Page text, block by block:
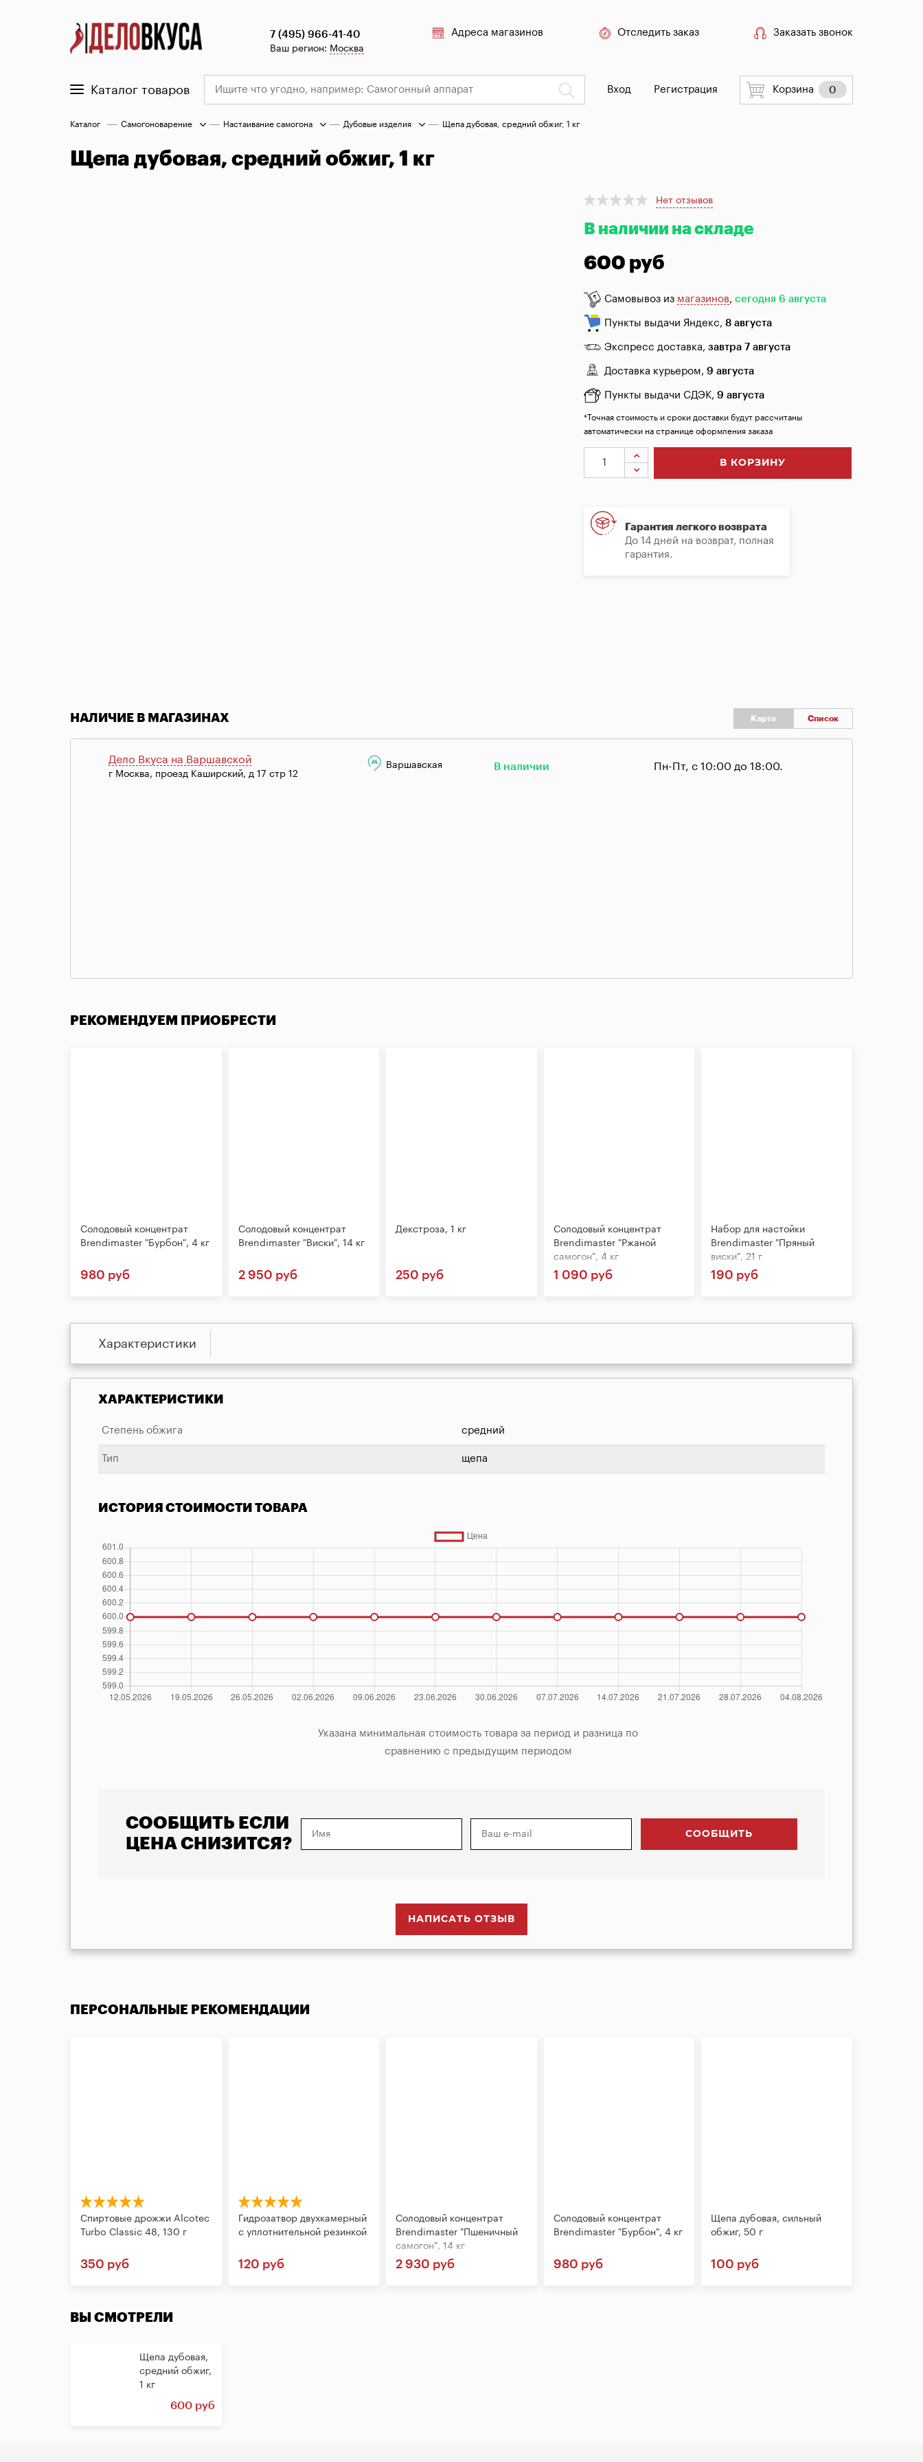
7 (495) 966-41-40
Ваш регион: Москва
Адреса магазинов Отследить заказ Заказать звонок
Каталог товаров Вход Регистрация Корзина 0
Каталог Самогоноварение Настаивание самогона Дубовые изделия Щепа дубовая, средний обжиг, 1 кг
Щепа дубовая, средний обжиг, 1 кг
1
Нет отзывов
В наличии на складе
600 руб
Самовывоз из магазинов, сегодня 6 августа
Пункты выдачи Яндекс, 8 августа
Экспресс доставка, завтра 7 августа
Доставка курьером, 9 августа
Пункты выдачи СДЭК, 9 августа
*Точная стоимость и сроки доставки будут рассчитаны
автоматически на странице оформления заказа
В КОРЗИНУ
Гарантия легкого возврата
До 14 дней на возврат, полная
гарантия.
НАЛИЧИЕ В МАГАЗИНАХ Карта Список
Дело Вкуса на Варшавской
г Москва, проезд Каширский, д 17 стр 12
Варшавская В наличии Пн-Пт, с 10:00 до 18:00.
РЕКОМЕНДУЕМ ПРИОБРЕСТИ
Солодовый концентрат
Brendimaster "Бурбон", 4 кг
980 руб
Солодовый концентрат
Brendimaster "Виски", 14 кг
2 950 руб
Декстроза, 1 кг
250 руб
Солодовый концентрат
Brendimaster "Ржаной
самогон", 4 кг
1 090 руб
Набор для настойки
Brendimaster "Пряный
виски", 21 г
190 руб
Характеристики
ХАРАКТЕРИСТИКИ
Степень обжига средний
Тип щепа
ИСТОРИЯ СТОИМОСТИ ТОВАРА
СООБЩИТЬ ЕСЛИ
ЦЕНА СНИЗИТСЯ?
НАПИСАТЬ ОТЗЫВ
ПЕРСОНАЛЬНЫЕ РЕКОМЕНДАЦИИ
Спиртовые дрожжи Alcotec
Turbo Classic 48, 130 г
350 руб
Гидрозатвор двухкамерный
с уплотнительной резинкой
120 руб
Солодовый концентрат
Brendimaster "Пшеничный
самогон", 14 кг
2 930 руб
Солодовый концентрат
Brendimaster "Бурбон", 4 кг
980 руб
Щепа дубовая, сильный
обжиг, 50 г
100 руб
ВЫ СМОТРЕЛИ
Щепа дубовая,
средний обжиг,
1 кг
600 руб